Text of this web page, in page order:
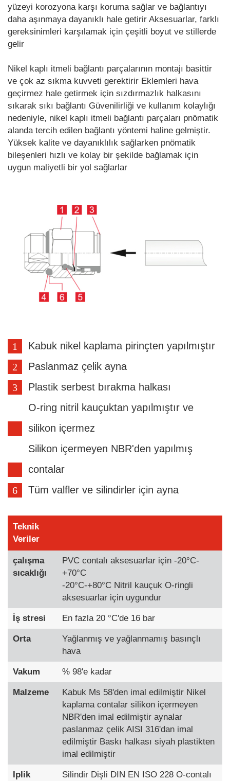
yüzeyi korozyona karşı koruma sağlar ve bağlantıyı
daha aşınmaya dayanıklı hale getirir Aksesuarlar, farklı
gereksinimleri karşılamak için çeşitli boyut ve stillerde
gelir
Nikel kaplı itmeli bağlantı parçalarının montajı basittir
ve çok az sıkma kuvveti gerektirir Eklemleri hava
geçirmez hale getirmek için sızdırmazlık halkasını
sıkarak sıkı bağlantı Güvenilirliği ve kullanım kolaylığı
nedeniyle, nikel kaplı itmeli bağlantı parçaları pnömatik
alanda tercih edilen bağlantı yöntemi haline gelmiştir.
Yüksek kalite ve dayanıklılık sağlarken pnömatik
bileşenleri hızlı ve kolay bir şekilde bağlamak için
uygun maliyetli bir yol sağlarlar
Kabuk nikel kaplama pirinçten yapılmıştır
Paslanmaz çelik ayna
Plastik serbest bırakma halkası
O-ring nitril kauçuktan yapılmıştır ve
silikon içermez
Silikon içermeyen NBR'den yapılmış
contalar
Tüm valfler ve silindirler için ayna
Teknik
Veriler
çalışma
sıcaklığı
PVC contalı aksesuarlar için -20°C-
+70°C
-20°C-+80°C Nitril kauçuk O-ringli
aksesuarlar için uygundur
İş stresi En fazla 20 °C'de 16 bar
Orta
Yağlanmış ve yağlanmamış basınçlı
hava
Vakum % 98'e kadar
Malzeme
Kabuk Ms 58'den imal edilmiştir Nikel
kaplama contalar silikon içermeyen
NBR'den imal edilmiştir aynalar
paslanmaz çelik AISI 316'dan imal
edilmiştir Baskı halkası siyah plastikten
imal edilmiştir
Iplik Silindir Dişli DIN EN ISO 228 O-contalı